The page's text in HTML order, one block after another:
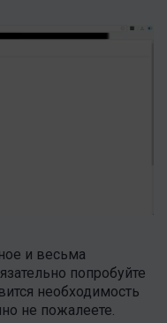
и весьма
попробуйте
необходимость
не пожалеете.